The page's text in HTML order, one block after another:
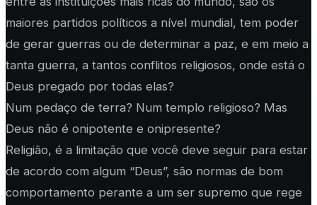
maiores partidos políticos a nível mundial, tem poder
de gerar guerras ou de determinar a paz, e em meio a
tanta guerra, a tantos conflitos religiosos, onde está o
Deus pregado por todas elas?
Num pedaço de terra? Num templo religioso? Mas
Deus não é onipotente e onipresente?
Religião, é a limitação que você deve seguir para estar
de acordo com algum “Deus”, são normas de bom
comportamento perante a um ser supremo que rege